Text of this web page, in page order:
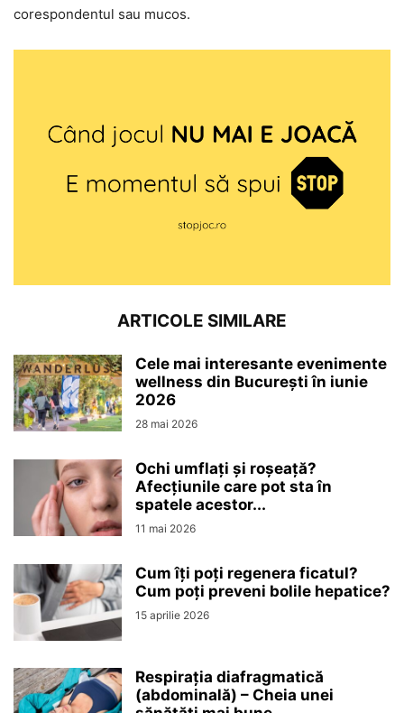
corespondentul sau mucos.
ARTICOLE SIMILARE
Cele mai interesante evenimente
wellness din București în iunie
2026
28 mai 2026
Ochi umflați și roșeață?
Afecțiunile care pot sta în
spatele acestor...
11 mai 2026
Cum îți poți regenera ficatul?
Cum poți preveni bolile hepatice?
15 aprilie 2026
Respirația diafragmatică
(abdominală) – Cheia unei